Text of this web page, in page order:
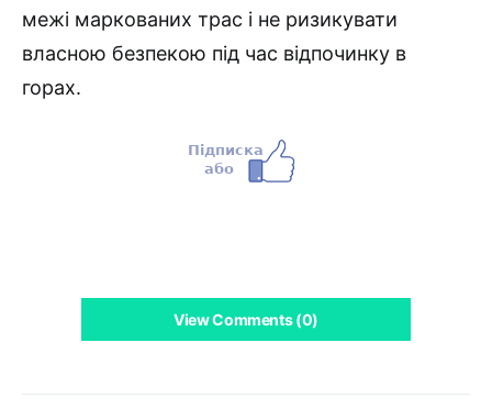
межі маркованих трас і не ризикувати
власною безпекою під час відпочинку в
горах.
View Comments (0)